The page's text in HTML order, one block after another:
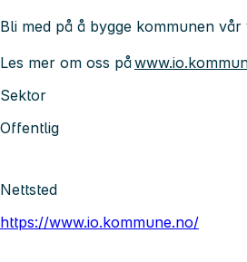
Bli med på å bygge kommunen vår
Les mer om oss på
Sektor
Offentlig
Nettsted
https://www.io.kommune.no/